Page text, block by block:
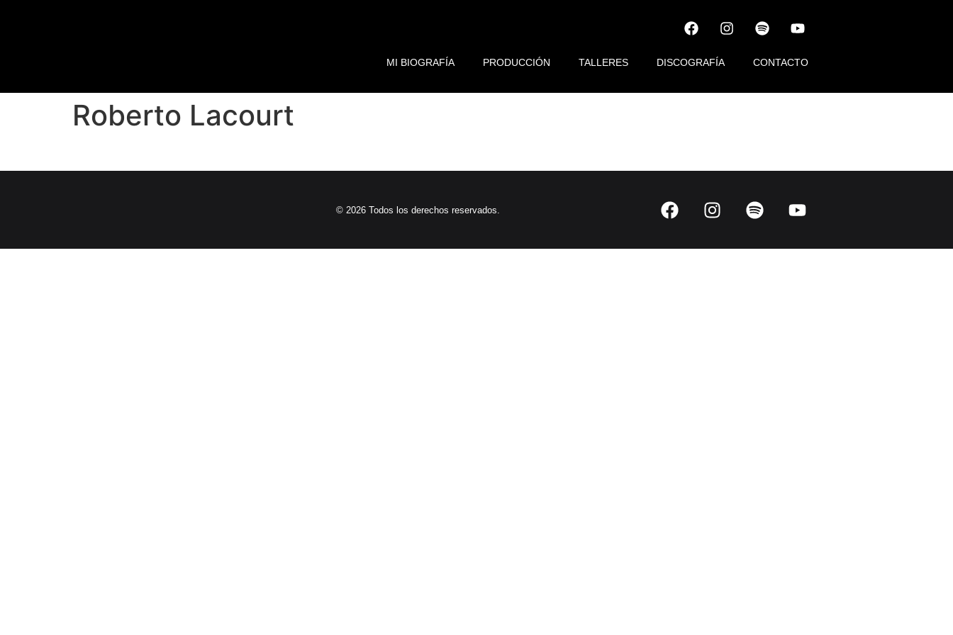
MI BIOGRAFÍA PRODUCCIÓN TALLERES DISCOGRAFÍA CONTACTO
Roberto Lacourt
© 2026 Todos los derechos reservados.